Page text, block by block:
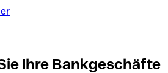
Ihre Bankgeschäfte